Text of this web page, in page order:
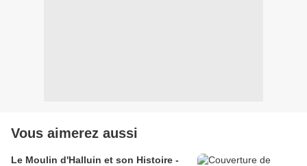
Vous aimerez aussi
Le Moulin d'Halluin et son Histoire -